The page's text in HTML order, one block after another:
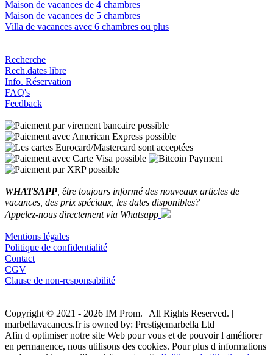
Maison de vacances de 4 chambres
Maison de vacances de 5 chambres
Villa de vacances avec 6 chambres ou plus
Recherche
Rech.dates libre
Info. Réservation
FAQ's
Feedback
WHATSAPP, être toujours informé des nouveaux articles de
vacances, des prix spéciaux, les dates disponibles?
Appelez-nous directement via Whatsapp
Mentions légales
Politique de confidentialité
Contact
CGV
Clause de non-responsabilité
Copyright © 2021 - 2026 IM Prom. | All Rights Reserved. |
marbellavacances.fr is owned by: Prestigemarbella Ltd
Afin d optimiser notre site Web pour vous et de pouvoir l améliorer
en permanence, nous utilisons des cookies. Pour plus d informations